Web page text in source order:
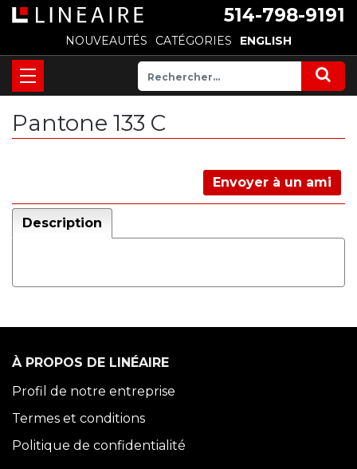
514-798-9191
NOUVEAUTÉS CATÉGORIES ENGLISH
Pantone 133 C
Envoyer à un ami
Description
À PROPOS DE LINÉAIRE
Profil de notre entreprise
Termes et conditions
Politique de confidentialité